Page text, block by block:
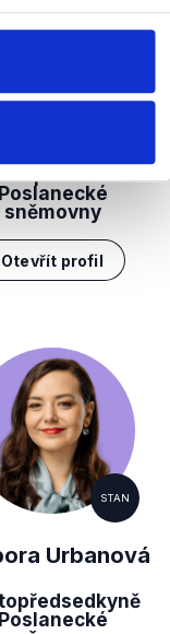
Poslanecké
sněmovny
Otevřít profil
STAN
Urbanová
Poslanecké